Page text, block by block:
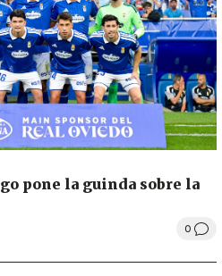
pone la guinda sobre la
0